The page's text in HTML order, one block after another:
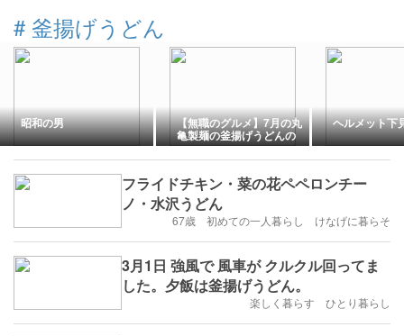
# 釜揚げうどん
昭和の男 【無職のグルメ】7月の丸
亀製麺の釜揚げうどんの
日は季節のつけ汁で食べ
る
ヘルメット下
フライドチキン・菜の花ペペロンチー
ノ・水沢うどん
67歳 初めての一人暮らし けなげに暮らそ
3月1日 強風で 風車が クルクル回ってま
した。夕飯は釜揚げうどん。
楽しく暮らす ひとり暮らし